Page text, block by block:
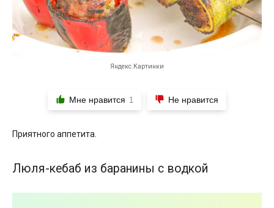
Яндекс.Картинки
Мне нравится 1 Не нравится
Приятного аппетита.
Люля-кебаб из баранины с водкой